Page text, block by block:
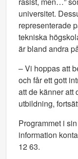
universitet.
representerade
tekniska
är bland andra
–Vi hoppas att
och får ett gott
att de känner att
utbildning,
Programmet i
information
12 63.